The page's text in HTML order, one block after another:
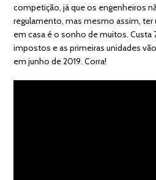
competição, já que os engenheiros
regulamento, mas mesmo assim, ter
em casa é o sonho de muitos. Custa
impostos e as primeiras unidades
em junho de 2019. Corra!